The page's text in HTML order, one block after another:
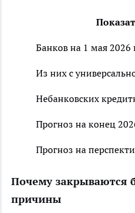
Банков на 1 мая 2026
Из них с
Небанковских
Прогноз на конец
Прогноз на
Почему закрываются
причины